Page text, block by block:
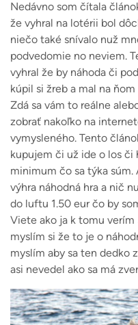
Nedávno som čítala
že vyhral na lotérii bol
niečo také snívalo nuž
podvedomie no neviem.
vyhral že by náhoda či
kúpil si žreb a mal na
Zdá sa vám to reálne
zobrať nakoľko na
vymysleného. Tento
kupujem či už ide o los či
minimum čo sa týka
výhra náhodná hra a nič
do luftu 1.50 eur čo by
Viete ako ja k tomu verím
myslím si že to je o
myslím aby sa ten dedko
asi nevedel ako sa má